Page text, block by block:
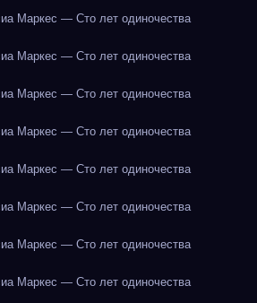
Маркес — Сто лет одиночества
Маркес — Сто лет одиночества
Маркес — Сто лет одиночества
Маркес — Сто лет одиночества
Маркес — Сто лет одиночества
Маркес — Сто лет одиночества
Маркес — Сто лет одиночества
Маркес — Сто лет одиночества